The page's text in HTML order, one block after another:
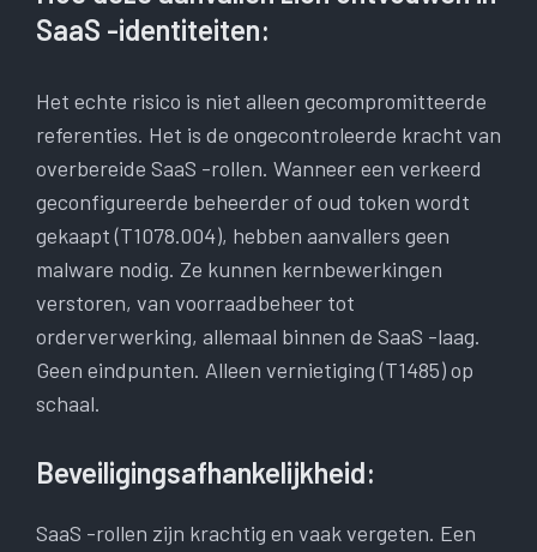
SaaS -identiteiten:
Het echte risico is niet alleen gecompromitteerde
referenties. Het is de ongecontroleerde kracht van
overbereide SaaS -rollen. Wanneer een verkeerd
geconfigureerde beheerder of oud token wordt
gekaapt (T1078.004), hebben aanvallers geen
malware nodig. Ze kunnen kernbewerkingen
verstoren, van voorraadbeheer tot
orderverwerking, allemaal binnen de SaaS -laag.
Geen eindpunten. Alleen vernietiging (T1485) op
schaal.
Beveiligingsafhankelijkheid:
SaaS -rollen zijn krachtig en vaak vergeten. Een